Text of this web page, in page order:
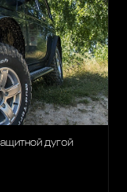
дугой